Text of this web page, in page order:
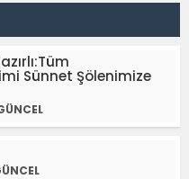
Sünnet Şölenimize